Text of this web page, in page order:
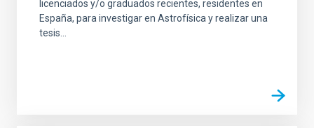
licenciados y/o graduados recientes, residentes en
España, para investigar en Astrofísica y realizar una
tesis...